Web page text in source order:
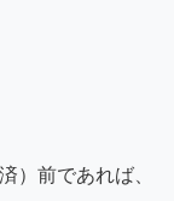
）前であれば、